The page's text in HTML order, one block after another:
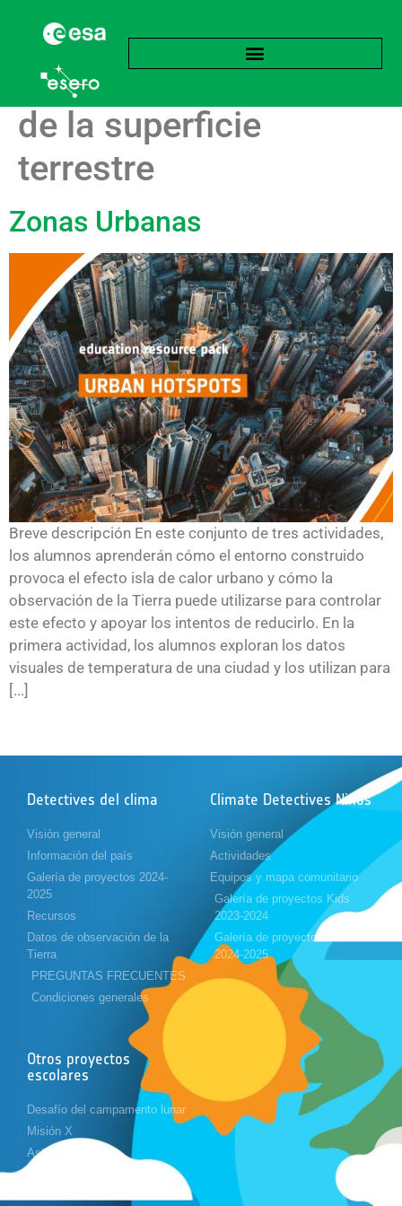
Etiqueta:Temperatura
de la superficie
terrestre
Zonas Urbanas
Breve descripción En este conjunto de tres actividades,
los alumnos aprenderán cómo el entorno construido
provoca el efecto isla de calor urbano y cómo la
observación de la Tierra puede utilizarse para controlar
este efecto y apoyar los intentos de reducirlo. En la
primera actividad, los alumnos exploran los datos
visuales de temperatura de una ciudad y los utilizan para
[...]
Detectives del clima
Visión general
Información del país
Galería de proyectos 2024-
2025
Recursos
Datos de observación de la
Tierra
PREGUNTAS FRECUENTES
Condiciones generales
Climate Detectives Niños
Visión general
Actividades
Equipos y mapa comunitario
Galería de proyectos Kids
2023-2024
Galería de proyectos Kids
2024-2025
Otros proyectos
escolares
Desafío del campamento lunar
Misión X
Astropi